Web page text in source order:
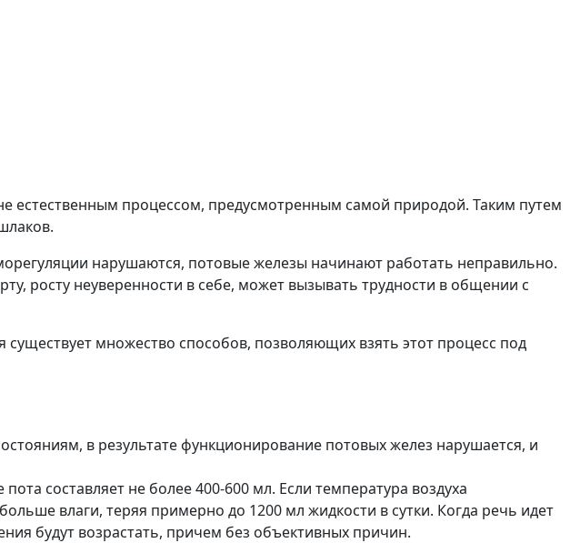
естественным процессом, предусмотренным самой природой. Таким путем
нарушаются, потовые железы начинают работать неправильно.
росту неуверенности в себе, может вызывать трудности в общении с
множество способов, позволяющих взять этот процесс под
в результате функционирование потовых желез нарушается, и
составляет не более 400-600 мл. Если температура воздуха
влаги, теряя примерно до 1200 мл жидкости в сутки. Когда речь идет
будут возрастать, причем без объективных причин.